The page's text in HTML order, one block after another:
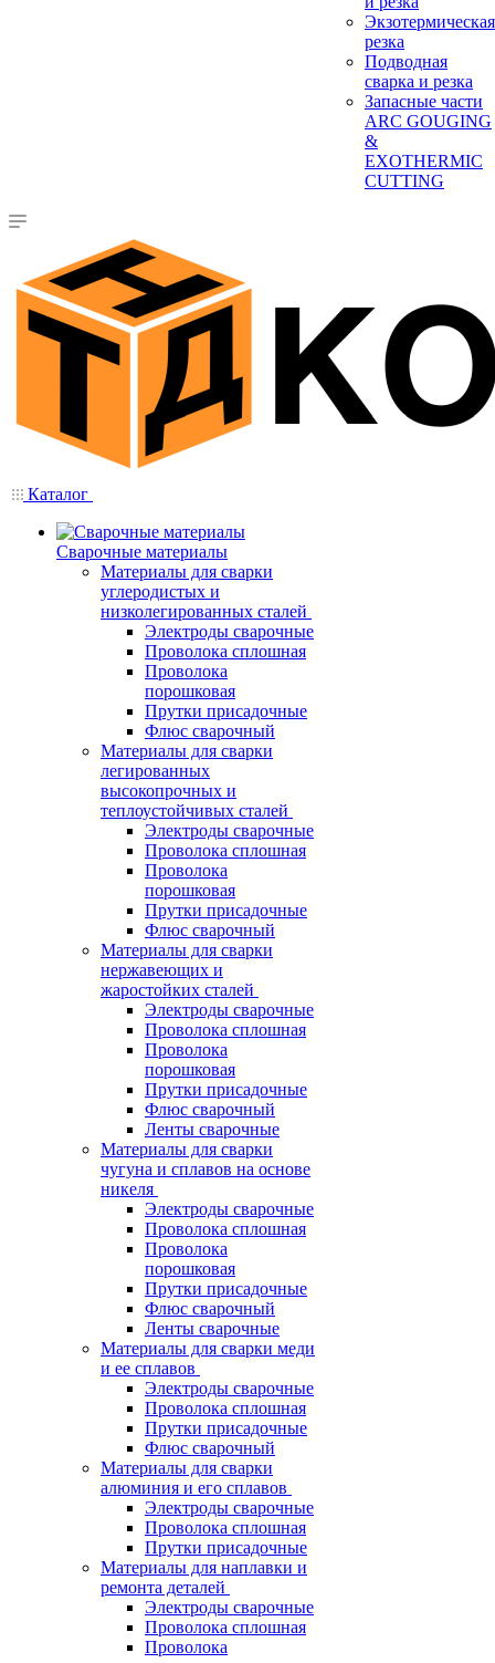
Экзотермическая
резка
Подводная
сварка и резка
Запасные части
ARC GOUGING
&
EXOTHERMIC
CUTTING
Каталог
Сварочные материалы
Материалы для сварки
углеродистых и
низколегированных сталей
Электроды сварочные
Проволока сплошная
Проволока
порошковая
Прутки присадочные
Флюс сварочный
Материалы для сварки
легированных
высокопрочных и
теплоустойчивых сталей
Электроды сварочные
Проволока сплошная
Проволока
порошковая
Прутки присадочные
Флюс сварочный
Материалы для сварки
нержавеющих и
жаростойких сталей
Электроды сварочные
Проволока сплошная
Проволока
порошковая
Прутки присадочные
Флюс сварочный
Ленты сварочные
Материалы для сварки
чугуна и сплавов на основе
никеля
Электроды сварочные
Проволока сплошная
Проволока
порошковая
Прутки присадочные
Флюс сварочный
Ленты сварочные
Материалы для сварки меди
и ее сплавов
Электроды сварочные
Проволока сплошная
Прутки присадочные
Флюс сварочный
Материалы для сварки
алюминия и его сплавов
Электроды сварочные
Проволока сплошная
Прутки присадочные
Материалы для наплавки и
ремонта деталей
Электроды сварочные
Проволока сплошная
Проволока